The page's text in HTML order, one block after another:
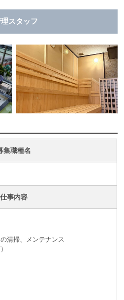
スタッフ
集職種名
仕事内容
掃、メンテナンス